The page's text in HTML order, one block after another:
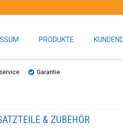
PRODUKTE
Garantie
& ZUBEHÖR